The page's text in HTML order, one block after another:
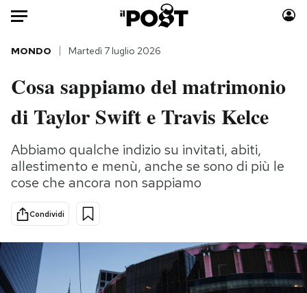
Auto
HOME
Italia
Politica
Tecnologia
Scienza
Economia
Moda
Consumismi
Storie/Idee
Altrecose
Mondiali calcio 2026
MONDO Martedì 7 luglio 2026
Cosa sappiamo del matrimonio
di Taylor Swift e Travis Kelce
Abbiamo qualche indizio su invitati, abiti,
allestimento e menù, anche se sono di più le
cose che ancora non sappiamo
Condividi